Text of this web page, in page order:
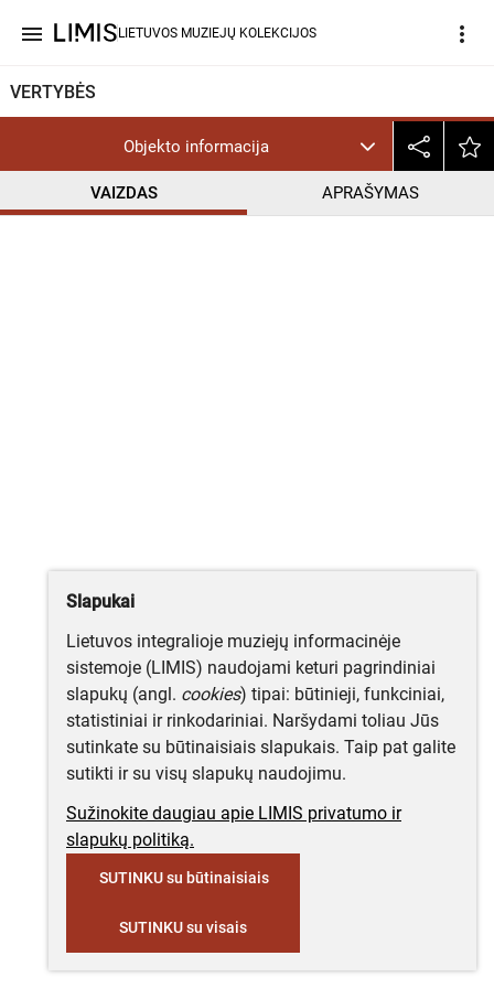
menu LIETUVOS MUZIEJŲ KOLEKCIJOS more_vert
VERTYBĖS
Objekto informacija
VAIZDAS APRAŠYMAS
CC BY-NC-ND
Slapukai
Lietuvos integralioje muziejų informacinėje
sistemoje (LIMIS) naudojami keturi pagrindiniai
slapukų (angl. cookies) tipai: būtinieji, funkciniai,
statistiniai ir rinkodariniai. Naršydami toliau Jūs
sutinkate su būtinaisiais slapukais. Taip pat galite
sutikti ir su visų slapukų naudojimu.
Sužinokite daugiau apie LIMIS privatumo ir
slapukų politiką.
SUTINKU su būtinaisiais
SUTINKU su visais